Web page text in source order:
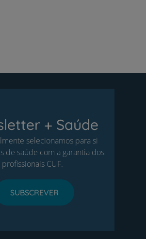
+ Saúde
selecionamos para si
de saúde com a garantia dos
profissionais CUF.
SUBSCREVER